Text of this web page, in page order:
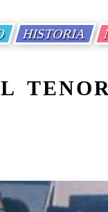
HISTORIA